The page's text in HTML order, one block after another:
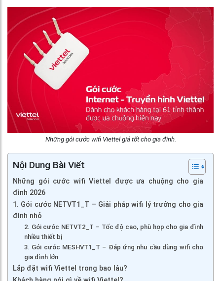
Những gói cước wifi Viettel giá tốt cho gia đình.
Nội Dung Bài Viết
Những gói cước wifi Viettel được ưa chuộng cho gia
đình 2026
1. Gói cước NETVT1_T – Giải pháp wifi lý trưởng cho gia
đình nhỏ
2. Gói cước NETVT2_T – Tốc độ cao, phù hợp cho gia đình
nhiều thiết bị
3. Gói cước MESHVT1_T – Đáp ứng nhu cầu dùng wifi cho
gia đình lớn
Lắp đặt wifi Viettel trong bao lâu?